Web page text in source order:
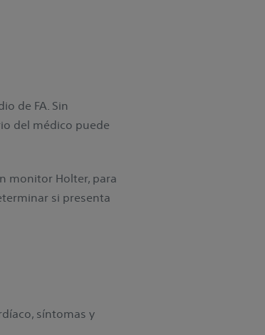
de FA. Sin
del médico puede
monitor Holter, para
si presenta
síntomas y